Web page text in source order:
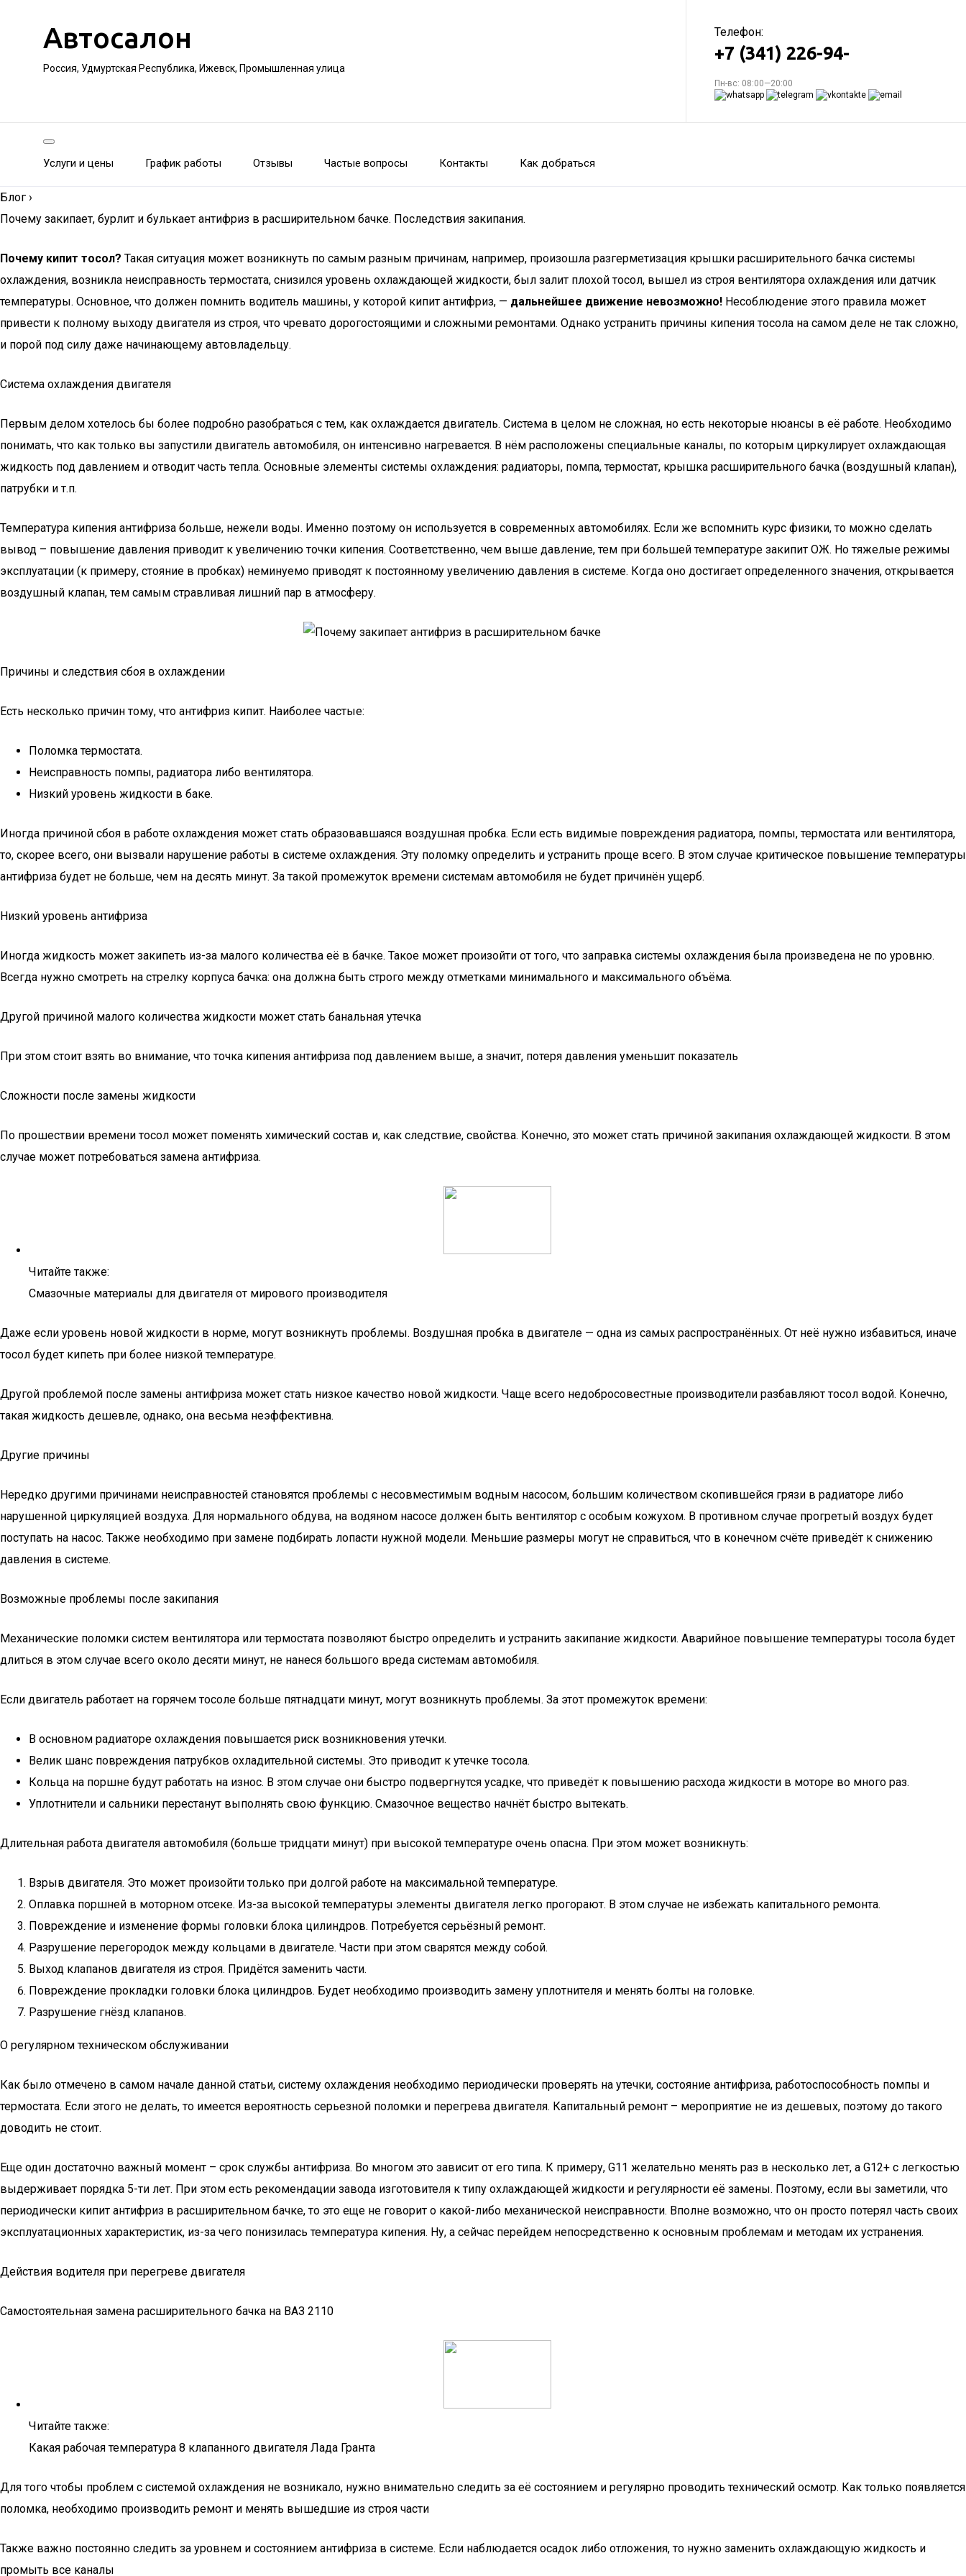
Автосалон
Россия, Удмуртская Республика, Ижевск, Промышленная улица
Телефон:
+7 (341) 226-94-
Пн-вс: 08:00—20:00
Услуги и цены График работы Отзывы Частые вопросы Контакты Как добраться
Блог ›
Почему закипает, бурлит и булькает антифриз в расширительном бачке. Последствия закипания.
Почему кипит тосол? Такая ситуация может возникнуть по самым разным причинам, например, произошла разгерметизация крышки расширительного бачка системы
охлаждения, возникла неисправность термостата, снизился уровень охлаждающей жидкости, был залит плохой тосол, вышел из строя вентилятора охлаждения или датчик
температуры. Основное, что должен помнить водитель машины, у которой кипит антифриз, — дальнейшее движение невозможно! Несоблюдение этого правила может
привести к полному выходу двигателя из строя, что чревато дорогостоящими и сложными ремонтами. Однако устранить причины кипения тосола на самом деле не так сложно,
и порой под силу даже начинающему автовладельцу.
Система охлаждения двигателя
Первым делом хотелось бы более подробно разобраться с тем, как охлаждается двигатель. Система в целом не сложная, но есть некоторые нюансы в её работе. Необходимо
понимать, что как только вы запустили двигатель автомобиля, он интенсивно нагревается. В нём расположены специальные каналы, по которым циркулирует охлаждающая
жидкость под давлением и отводит часть тепла. Основные элементы системы охлаждения: радиаторы, помпа, термостат, крышка расширительного бачка (воздушный клапан),
патрубки и т.п.
Температура кипения антифриза больше, нежели воды. Именно поэтому он используется в современных автомобилях. Если же вспомнить курс физики, то можно сделать
вывод – повышение давления приводит к увеличению точки кипения. Соответственно, чем выше давление, тем при большей температуре закипит ОЖ. Но тяжелые режимы
эксплуатации (к примеру, стояние в пробках) неминуемо приводят к постоянному увеличению давления в системе. Когда оно достигает определенного значения, открывается
воздушный клапан, тем самым стравливая лишний пар в атмосферу.
Причины и следствия сбоя в охлаждении
Есть несколько причин тому, что антифриз кипит. Наиболее частые:
Поломка термостата.
Неисправность помпы, радиатора либо вентилятора.
Низкий уровень жидкости в баке.
Иногда причиной сбоя в работе охлаждения может стать образовавшаяся воздушная пробка. Если есть видимые повреждения радиатора, помпы, термостата или вентилятора,
то, скорее всего, они вызвали нарушение работы в системе охлаждения. Эту поломку определить и устранить проще всего. В этом случае критическое повышение температуры
антифриза будет не больше, чем на десять минут. За такой промежуток времени системам автомобиля не будет причинён ущерб.
Низкий уровень антифриза
Иногда жидкость может закипеть из-за малого количества её в бачке. Такое может произойти от того, что заправка системы охлаждения была произведена не по уровню.
Всегда нужно смотреть на стрелку корпуса бачка: она должна быть строго между отметками минимального и максимального объёма.
Другой причиной малого количества жидкости может стать банальная утечка
При этом стоит взять во внимание, что точка кипения антифриза под давлением выше, а значит, потеря давления уменьшит показатель
Сложности после замены жидкости
По прошествии времени тосол может поменять химический состав и, как следствие, свойства. Конечно, это может стать причиной закипания охлаждающей жидкости. В этом
случае может потребоваться замена антифриза.
Читайте также:
Смазочные материалы для двигателя от мирового производителя
Даже если уровень новой жидкости в норме, могут возникнуть проблемы. Воздушная пробка в двигателе — одна из самых распространённых. От неё нужно избавиться, иначе
тосол будет кипеть при более низкой температуре.
Другой проблемой после замены антифриза может стать низкое качество новой жидкости. Чаще всего недобросовестные производители разбавляют тосол водой. Конечно,
такая жидкость дешевле, однако, она весьма неэффективна.
Другие причины
Нередко другими причинами неисправностей становятся проблемы с несовместимым водным насосом, большим количеством скопившейся грязи в радиаторе либо
нарушенной циркуляцией воздуха. Для нормального обдува, на водяном насосе должен быть вентилятор с особым кожухом. В противном случае прогретый воздух будет
поступать на насос. Также необходимо при замене подбирать лопасти нужной модели. Меньшие размеры могут не справиться, что в конечном счёте приведёт к снижению
давления в системе.
Возможные проблемы после закипания
Механические поломки систем вентилятора или термостата позволяют быстро определить и устранить закипание жидкости. Аварийное повышение температуры тосола будет
длиться в этом случае всего около десяти минут, не нанеся большого вреда системам автомобиля.
Если двигатель работает на горячем тосоле больше пятнадцати минут, могут возникнуть проблемы. За этот промежуток времени:
В основном радиаторе охлаждения повышается риск возникновения утечки.
Велик шанс повреждения патрубков охладительной системы. Это приводит к утечке тосола.
Кольца на поршне будут работать на износ. В этом случае они быстро подвергнутся усадке, что приведёт к повышению расхода жидкости в моторе во много раз.
Уплотнители и сальники перестанут выполнять свою функцию. Смазочное вещество начнёт быстро вытекать.
Длительная работа двигателя автомобиля (больше тридцати минут) при высокой температуре очень опасна. При этом может возникнуть:
Взрыв двигателя. Это может произойти только при долгой работе на максимальной температуре.
Оплавка поршней в моторном отсеке. Из-за высокой температуры элементы двигателя легко прогорают. В этом случае не избежать капитального ремонта.
Повреждение и изменение формы головки блока цилиндров. Потребуется серьёзный ремонт.
Разрушение перегородок между кольцами в двигателе. Части при этом сварятся между собой.
Выход клапанов двигателя из строя. Придётся заменить части.
Повреждение прокладки головки блока цилиндров. Будет необходимо производить замену уплотнителя и менять болты на головке.
Разрушение гнёзд клапанов.
О регулярном техническом обслуживании
Как было отмечено в самом начале данной статьи, систему охлаждения необходимо периодически проверять на утечки, состояние антифриза, работоспособность помпы и
термостата. Если этого не делать, то имеется вероятность серьезной поломки и перегрева двигателя. Капитальный ремонт – мероприятие не из дешевых, поэтому до такого
доводить не стоит.
Еще один достаточно важный момент – срок службы антифриза. Во многом это зависит от его типа. К примеру, G11 желательно менять раз в несколько лет, а G12+ с легкостью
выдерживает порядка 5-ти лет. При этом есть рекомендации завода изготовителя к типу охлаждающей жидкости и регулярности её замены. Поэтому, если вы заметили, что
периодически кипит антифриз в расширительном бачке, то это еще не говорит о какой-либо механической неисправности. Вполне возможно, что он просто потерял часть своих
эксплуатационных характеристик, из-за чего понизилась температура кипения. Ну, а сейчас перейдем непосредственно к основным проблемам и методам их устранения.
Действия водителя при перегреве двигателя
Самостоятельная замена расширительного бачка на ВАЗ 2110
Читайте также:
Какая рабочая температура 8 клапанного двигателя Лада Гранта
Для того чтобы проблем с системой охлаждения не возникало, нужно внимательно следить за её состоянием и регулярно проводить технический осмотр. Как только появляется
поломка, необходимо производить ремонт и менять вышедшие из строя части
Также важно постоянно следить за уровнем и состоянием антифриза в системе. Если наблюдается осадок либо отложения, то нужно заменить охлаждающую жидкость и
промыть все каналы